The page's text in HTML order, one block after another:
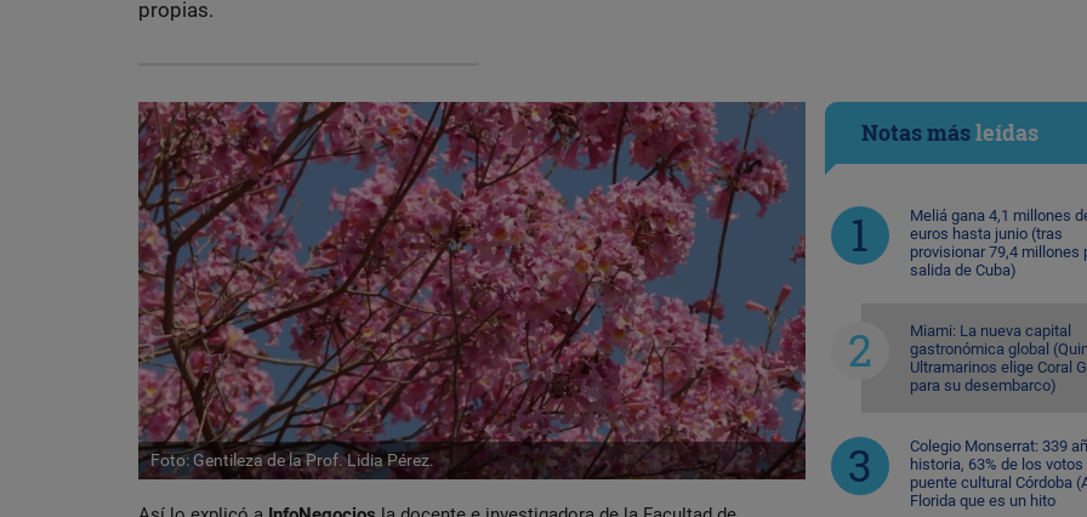
propias.
Foto: Gentileza de la Prof. Lidia Pérez.
Notas másleídas
Meliá gana 4,1 millones
euros hasta junio (tras
provisionar 79,4 millones
salida de Cuba)
Miami: La nueva capital
gastronómica global
Ultramarinos elige Coral
para su desembarco)
Colegio Monserrat: 339
historia, 63% de los votos
puente cultural Córdoba
Florida que es un hito